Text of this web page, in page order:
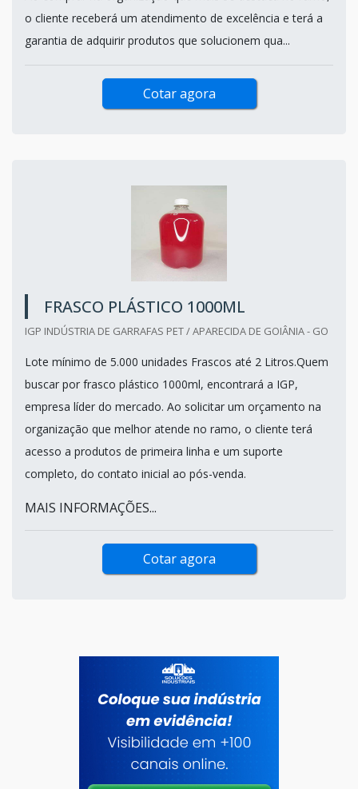
o cliente receberá um atendimento de excelência e terá a
garantia de adquirir produtos que solucionem qua...
Cotar agora
FRASCO PLÁSTICO 1000ML
IGP INDÚSTRIA DE GARRAFAS PET / APARECIDA DE GOIÂNIA - GO
Lote mínimo de 5.000 unidades Frascos até 2 Litros.Quem
buscar por frasco plástico 1000ml, encontrará a IGP,
empresa líder do mercado. Ao solicitar um orçamento na
organização que melhor atende no ramo, o cliente terá
acesso a produtos de primeira linha e um suporte
completo, do contato inicial ao pós-venda.
MAIS INFORMAÇÕES...
Cotar agora